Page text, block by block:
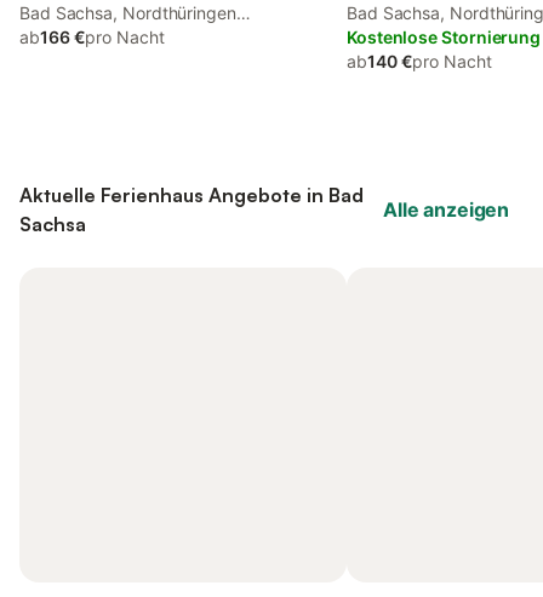
Bad Sachsa, Nordthüringen
(Deutschland)
ab166 €pro Nacht
Garten
Bad Sachsa,
(Deutschland)
Kostenlose Stornierung
ab140 €pro Nacht
Aktuelle Ferienhaus Angebote in Bad
Sachsa
Alle anzeigen